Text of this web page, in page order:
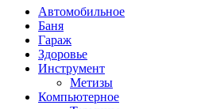
Автомобильное
Баня
Гараж
Здоровье
Инструмент
Метизы
Компьютерное